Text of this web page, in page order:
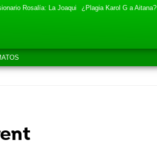
Rosalía: La Joaqui ¿Plagia Karol G a Aitana?